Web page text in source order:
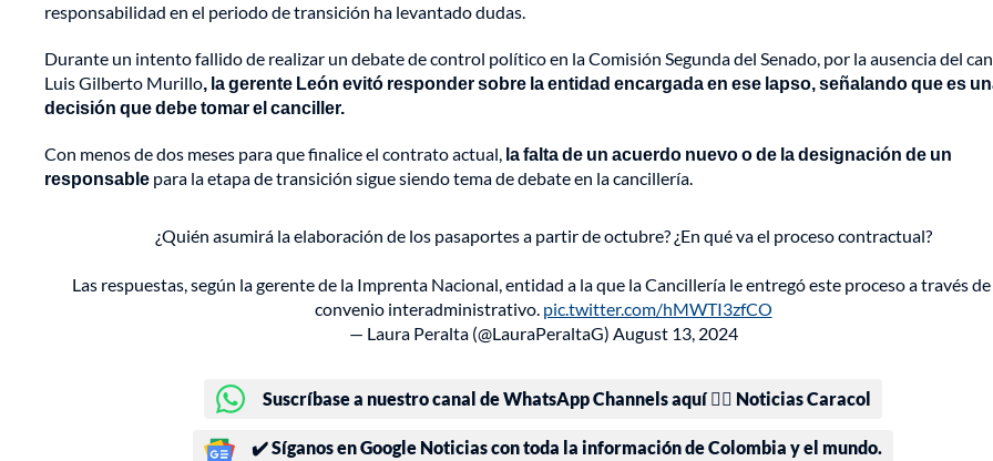
responsabilidad en el periodo de transición ha levantado dudas.
Durante un intento fallido de realizar un debate de control político en la Comisión Segunda del Senado, por la ausencia del
Luis Gilberto Murillo, la gerente León evitó responder sobre la entidad encargada en ese lapso, señalando que es
decisión que debe tomar el canciller.
Con menos de dos meses para que finalice el contrato actual, la falta de un acuerdo nuevo o de la designación de un
responsable para la etapa de transición sigue siendo tema de debate en la cancillería.
¿Quién asumirá la elaboración de los pasaportes a partir de octubre? ¿En qué va el proceso contractual?
Las respuestas, según la gerente de la Imprenta Nacional, entidad a la que la Cancillería le entregó este proceso a través
convenio interadministrativo. pic.twitter.com/hMWTI3zfCO
— Laura Peralta (@LauraPeraltaG) August 13, 2024
Suscríbase a nuestro canal de WhatsApp Channels aquí 👉🏻 Noticias Caracol
✔️ Síganos en Google Noticias con toda la información de Colombia y el mundo.